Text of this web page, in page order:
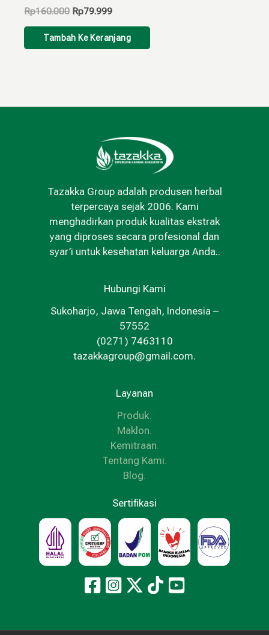
Rp160.000 Rp79.999
Tambah Ke Keranjang
Tazakka Group adalah produsen herbal
terpercaya sejak 2006. Kami
menghadirkan produk kualitas ekstrak
yang diproses secara profesional dan
syar’i untuk kesehatan keluarga Anda..
Hubungi Kami
Sukoharjo, Jawa Tengah, Indonesia –
57552
(0271) 7463110
tazakkagroup@gmail.com.
Layanan
Produk.
Maklon.
Kemitraan.
Tentang Kami.
Blog.
Sertifikasi